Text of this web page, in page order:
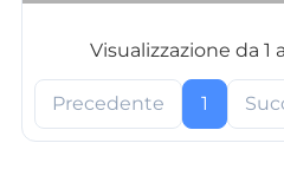
Visualizzazione da 1
Precedente 1